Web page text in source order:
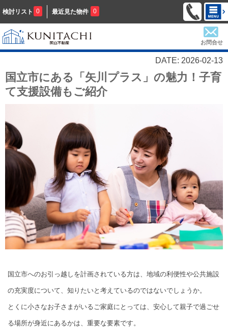
検討リスト 0 最近見た物件 0
お問合せ
DATE: 2026-02-13
国立市にある「矢川プラス」の魅力！子育
て支援設備もご紹介
国立市へのお引っ越しを計画されている方は、地域の利便性や公共施設
の充実度について、知りたいと考えているのではないでしょうか。
とくに小さなお子さまがいるご家庭にとっては、安心して親子で過ごせ
る場所が身近にあるかは、重要な要素です。